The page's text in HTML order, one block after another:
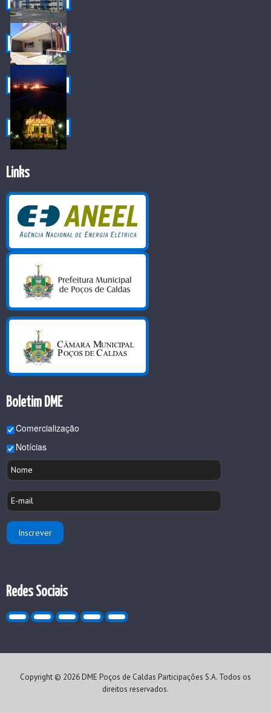
Links
Boletim DME
Comercialização
Notícias
Redes Sociais
Copyright © 2026 DME Poços de Caldas Participações S.A. Todos os
direitos reservados.